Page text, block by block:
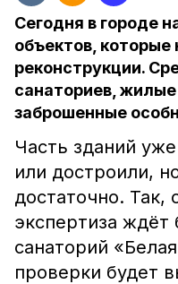
Сегодня в городе
объектов,
реконструкции.
санаториев,
заброшенные
Часть зданий
или достроили,
достаточно. Так,
экспертиза ждёт
санаторий
проверки будет